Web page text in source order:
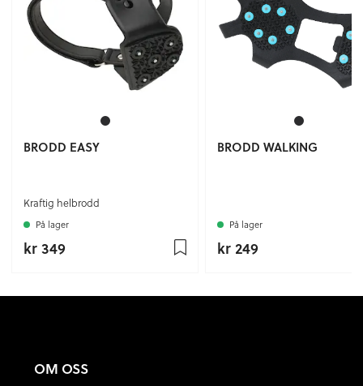
BRODD EASY
Kraftig helbrodd
På lager
kr 349
BRODD WALKING
På lager
kr 249
OM OSS